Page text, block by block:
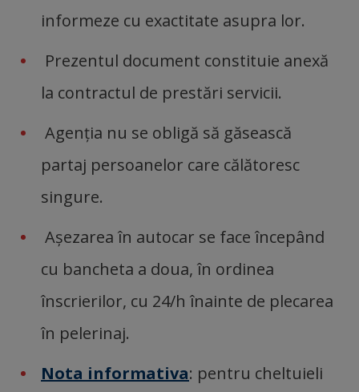
informeze cu exactitate asupra lor.
Prezentul document constituie anexă
la contractul de prestări servicii.
Agenția nu se obligă să găsească
partaj persoanelor care călătoresc
singure.
Așezarea în autocar se face începând
cu bancheta a doua, în ordinea
înscrierilor, cu 24/h înainte de plecarea
în pelerinaj.
Nota informativa: pentru cheltuieli